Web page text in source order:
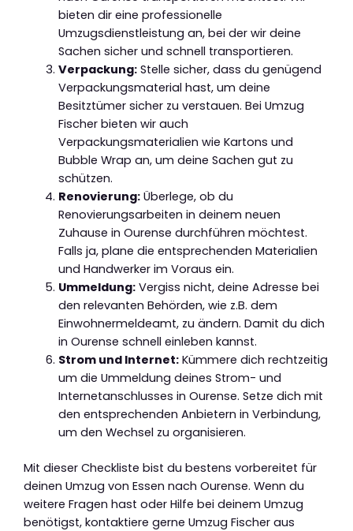
bieten dir eine professionelle
Umzugsdienstleistung an, bei der wir deine
Sachen sicher und schnell transportieren.
Verpackung:Stelle sicher, dass du genügend
Verpackungsmaterial hast, um deine
Besitztümer sicher zu verstauen. Bei Umzug
Fischer bieten wir auch
Verpackungsmaterialien wie Kartons und
Bubble Wrap an, um deine Sachen gut zu
schützen.
Renovierung:Überlege, ob du
Renovierungsarbeiten in deinem neuen
Zuhause in Ourense durchführen möchtest.
Falls ja, plane die entsprechenden Materialien
und Handwerker im Voraus ein.
Ummeldung:Vergiss nicht, deine Adresse bei
den relevanten Behörden, wie z.B. dem
Einwohnermeldeamt, zu ändern. Damit du dich
in Ourense schnell einleben kannst.
Strom und Internet:Kümmere dich rechtzeitig
um die Ummeldung deines Strom- und
Internetanschlusses in Ourense. Setze dich mit
den entsprechenden Anbietern in Verbindung,
um den Wechsel zu organisieren.
Mit dieser Checkliste bist du bestens vorbereitet für
deinen Umzug von Essen nach Ourense. Wenn du
weitere Fragen hast oder Hilfe bei deinem Umzug
benötigst, kontaktiere gerne Umzug Fischer aus